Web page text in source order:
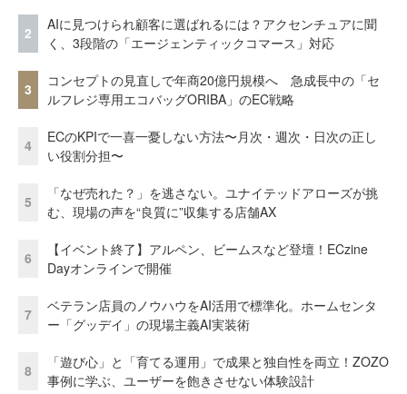
2
AIに見つけられ顧客に選ばれるには？アクセンチュアに聞
く、3段階の「エージェンティックコマース」対応
3
コンセプトの見直しで年商20億円規模へ 急成長中の「セ
ルフレジ専用エコバッグORIBA」のEC戦略
4
ECのKPIで一喜一憂しない方法〜月次・週次・日次の正し
い役割分担〜
5
「なぜ売れた？」を逃さない。ユナイテッドアローズが挑
む、現場の声を“良質に”収集する店舗AX
6
【イベント終了】アルペン、ビームスなど登壇！ECzine
Dayオンラインで開催
7
ベテラン店員のノウハウをAI活用で標準化。ホームセンタ
ー「グッデイ」の現場主義AI実装術
8
「遊び心」と「育てる運用」で成果と独自性を両立！ZOZO
事例に学ぶ、ユーザーを飽きさせない体験設計